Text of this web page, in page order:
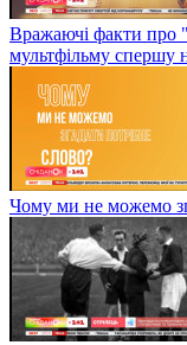
Вражаючі факти про
мультфільму спершу
Чому ми не можемо